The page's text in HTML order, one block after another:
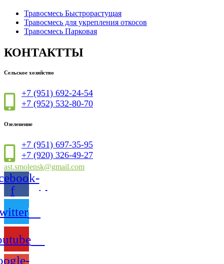
Травосмесь Быстрорастущая
Травосмесь для укрепления откосов
Травосмесь Парковая
КОНТАКТТЫ
Сельское хозяйство
+7 (951) 692-24-54
+7 (952) 532-80-70
Озеленение
+7 (951) 697-35-95
+7 (920) 326-49-27
ast.smolensk@gmail.com
f